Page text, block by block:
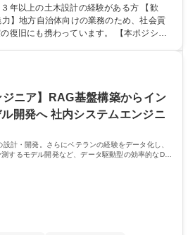
】◆入社～3年
。一人前迄しっかり伴走いたします。◆4
ャレンジ。専門知識を身に付けていただ
＞今後更なる成長が見込まれるため、社内
年以上の土木設計の経験がある方 【歓
】地方自治体向けの業務のため、社会貢
携わっています。 【本ポジショ
、ひいては上下水道インフラ全体に貢献で
のOJT、資格取得に向けた研修制度など、
：大学院 大学 高
ジニア】RAG基盤構築からイン
開発へ 社内システムエンジニ
計・開発。さらにベテランの経験をデータ化し、
するモデル開発など、データ駆動型の効率的なDX